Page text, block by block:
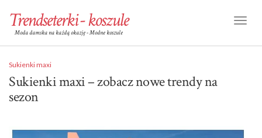
Trendseterki - koszule
Moda damska na każdą okazję - Modne koszule
Sukienki maxi
Sukienki maxi – zobacz nowe trendy na
sezon